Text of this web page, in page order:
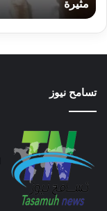
تسامح نيوز